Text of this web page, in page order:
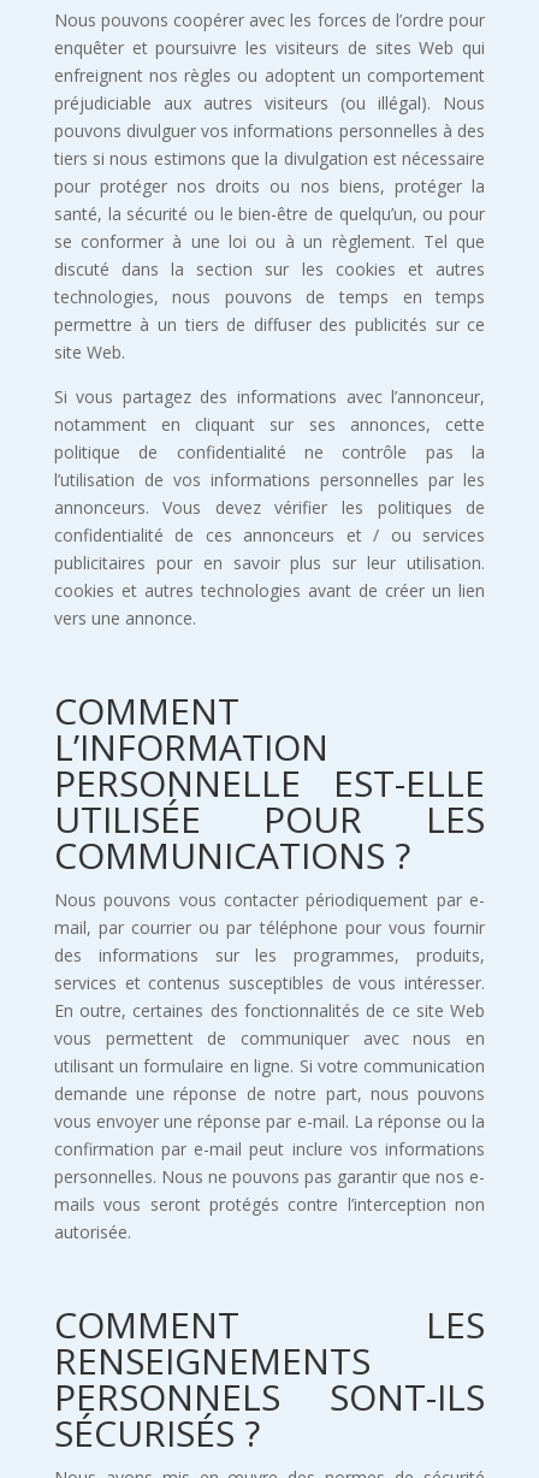
Nous pouvons coopérer avec les forces de l’ordre pour
enquêter et poursuivre les visiteurs de sites Web qui
enfreignent nos règles ou adoptent un comportement
préjudiciable aux autres visiteurs (ou illégal). Nous
pouvons divulguer vos informations personnelles à des
tiers si nous estimons que la divulgation est nécessaire
pour protéger nos droits ou nos biens, protéger la
santé, la sécurité ou le bien-être de quelqu’un, ou pour
se conformer à une loi ou à un règlement. Tel que
discuté dans la section sur les cookies et autres
technologies, nous pouvons de temps en temps
permettre à un tiers de diffuser des publicités sur ce
site Web.
Si vous partagez des informations avec l’annonceur,
notamment en cliquant sur ses annonces, cette
politique de confidentialité ne contrôle pas la
l’utilisation de vos informations personnelles par les
annonceurs. Vous devez vérifier les politiques de
confidentialité de ces annonceurs et / ou services
publicitaires pour en savoir plus sur leur utilisation.
cookies et autres technologies avant de créer un lien
vers une annonce.
COMMENT
L’INFORMATION
PERSONNELLE EST-ELLE
UTILISÉE POUR LES
COMMUNICATIONS ?
Nous pouvons vous contacter périodiquement par e-
mail, par courrier ou par téléphone pour vous fournir
des informations sur les programmes, produits,
services et contenus susceptibles de vous intéresser.
En outre, certaines des fonctionnalités de ce site Web
vous permettent de communiquer avec nous en
utilisant un formulaire en ligne. Si votre communication
demande une réponse de notre part, nous pouvons
vous envoyer une réponse par e-mail. La réponse ou la
confirmation par e-mail peut inclure vos informations
personnelles. Nous ne pouvons pas garantir que nos e-
mails vous seront protégés contre l’interception non
autorisée.
COMMENT LES
RENSEIGNEMENTS
PERSONNELS SONT-ILS
SÉCURISÉS ?